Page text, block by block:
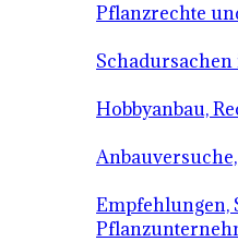
Pflanzrechte
Hobbyanbau,
Empfehlungen,